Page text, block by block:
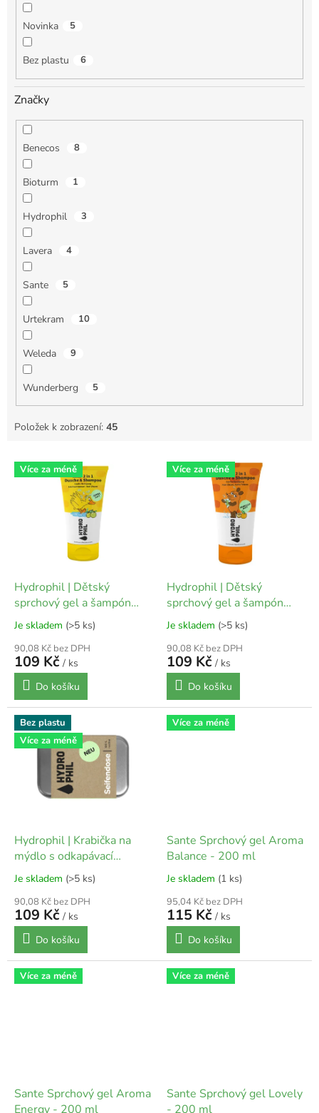
Novinka 5
Bez plastu 6
Značky
Benecos 8
Bioturm 1
Hydrophil 3
Lavera 4
Sante 5
Urtekram 10
Weleda 9
Wunderberg 5
Položek k zobrazení: 45
V Více za méně
Hydrophil | Dětský
sprchový gel a šampón
2v1 - Kachna
Je skladem (>5 ks)
90,08 Kč bez DPH
109 Kč / ks
Do košíku
Více za méně
Hydrophil | Dětský
sprchový gel a šampón
2v1 - Myš
Je skladem (>5 ks)
90,08 Kč bez DPH
109 Kč / ks
Do košíku
Bez plastu
Více za méně
Hydrophil | Krabička na
mýdlo s odkapávací
mřížkou
Je skladem (>5 ks)
90,08 Kč bez DPH
109 Kč / ks
Do košíku
Více za méně
Sante Sprchový gel Aroma
Balance - 200 ml
Je skladem (1 ks)
95,04 Kč bez DPH
115 Kč / ks
Do košíku
Více za méně
Sante Sprchový gel Aroma
Energy - 200 ml
Více za méně
Sante Sprchový gel Lovely
- 200 ml